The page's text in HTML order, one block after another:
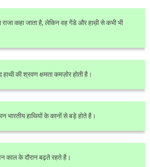
कहा जाता है, लेकिन वह गेंडे और हाथ़ी से कभी भी
की श्रवण क्षमता कमज़ोर होती है।
भारतीय हाथियों के कानों से बड़े होते है।
काल के दौरान बढ़ते रहते है।